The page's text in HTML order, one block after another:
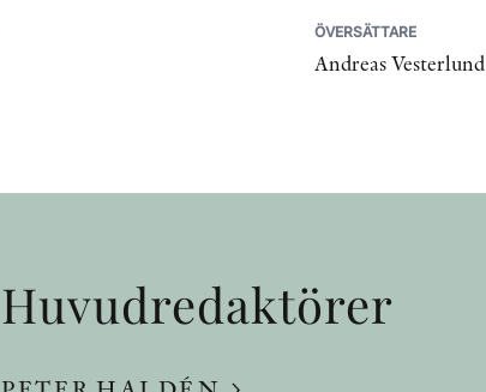
ÖVERSÄTTARE
Andreas Vesterlund
Huvudredaktörer